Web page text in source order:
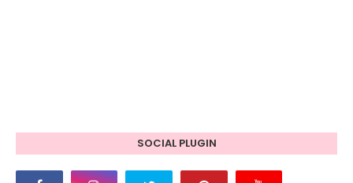
SOCIAL PLUGIN